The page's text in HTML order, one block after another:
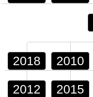
2018 2010
2012 2015